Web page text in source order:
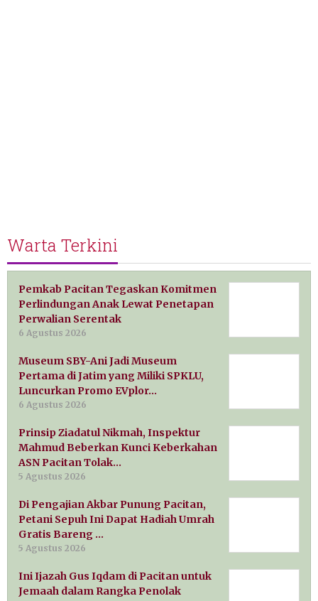
Warta Terkini
Pemkab Pacitan Tegaskan Komitmen
Perlindungan Anak Lewat Penetapan
Perwalian Serentak
6 Agustus 2026
Museum SBY-Ani Jadi Museum
Pertama di Jatim yang Miliki SPKLU,
Luncurkan Promo EVplor…
6 Agustus 2026
Prinsip Ziadatul Nikmah, Inspektur
Mahmud Beberkan Kunci Keberkahan
ASN Pacitan Tolak…
5 Agustus 2026
Di Pengajian Akbar Punung Pacitan,
Petani Sepuh Ini Dapat Hadiah Umrah
Gratis Bareng …
5 Agustus 2026
Ini Ijazah Gus Iqdam di Pacitan untuk
Jemaah dalam Rangka Penolak